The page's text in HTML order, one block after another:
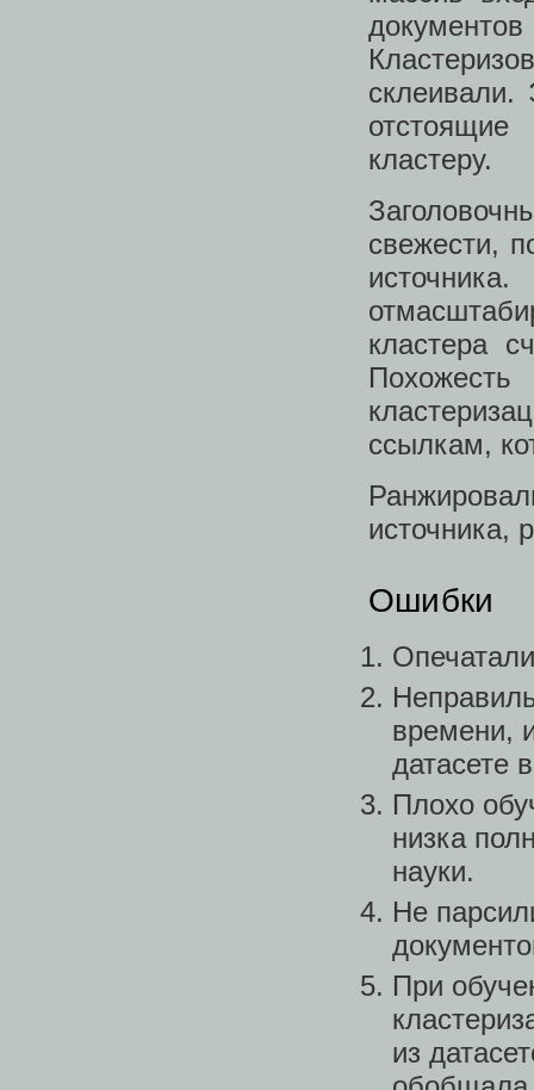
склеивали.
кластеру.
свежести,
кластера
ссылкам,
источника,
Ошибки
времени,
датасете
Плохо
низка
науки.
Не
При
из